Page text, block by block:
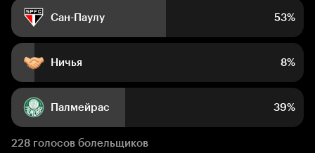
Сан-Паулу 53%
Ничья 8%
Палмейрас 39%
228 голосов болельщиков